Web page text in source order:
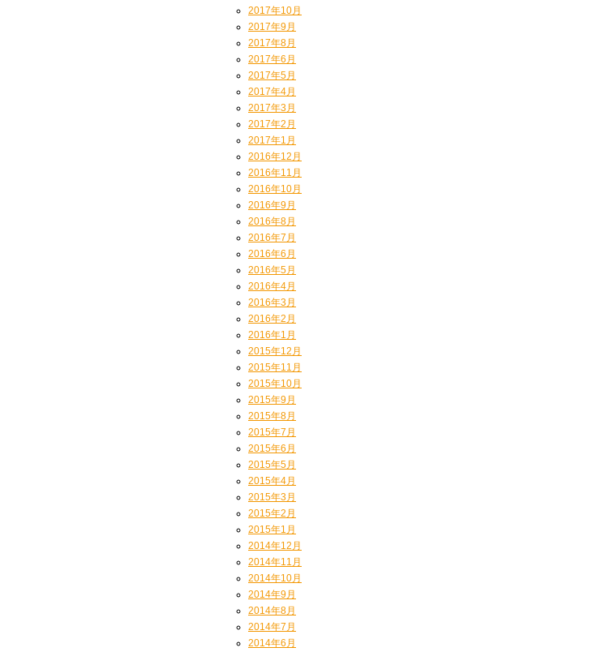
2017年10月
2017年9月
2017年8月
2017年6月
2017年5月
2017年4月
2017年3月
2017年2月
2017年1月
2016年12月
2016年11月
2016年10月
2016年9月
2016年8月
2016年7月
2016年6月
2016年5月
2016年4月
2016年3月
2016年2月
2016年1月
2015年12月
2015年11月
2015年10月
2015年9月
2015年8月
2015年7月
2015年6月
2015年5月
2015年4月
2015年3月
2015年2月
2015年1月
2014年12月
2014年11月
2014年10月
2014年9月
2014年8月
2014年7月
2014年6月